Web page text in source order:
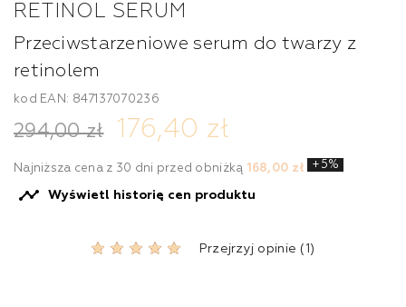
RETINOL SERUM
Przeciwstarzeniowe serum do twarzy z
retinolem
kod EAN: 847137070236
294,00 zł 176,40 zł
Najniższa cena z 30 dni przed obniżką 168,00 zł +5%
 Wyświetl historię cen produktu
Przejrzyj opinie (1)